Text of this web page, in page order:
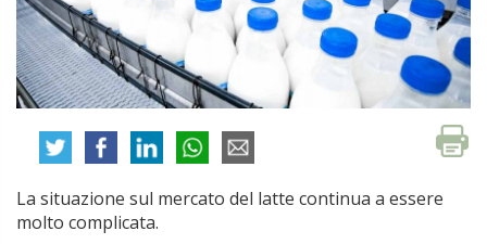
La situazione sul mercato del latte continua a essere
molto complicata.